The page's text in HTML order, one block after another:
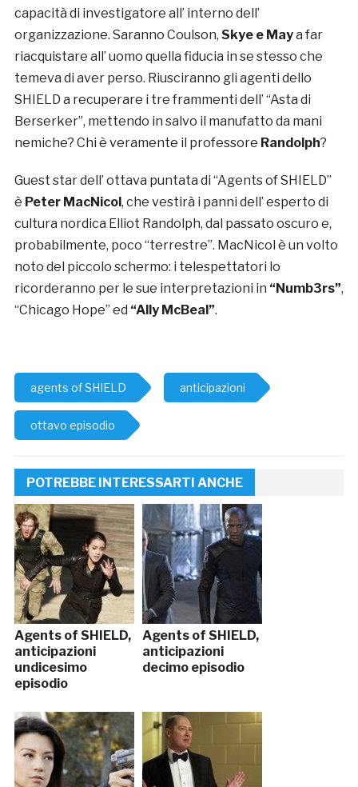
capacità di investigatore all’ interno dell’
organizzazione. Saranno Coulson, Skye e Maya far
riacquistare all’ uomo quella fiducia in se stesso che
temeva di aver perso. Riusciranno gli agenti dello
SHIELD a recuperare i tre frammenti dell’ “Asta di
Berserker”, mettendo in salvo il manufatto da mani
nemiche? Chi è veramente il professore Randolph?
Guest star dell’ ottava puntata di “Agents of SHIELD”
è Peter MacNicol, che vestirà i panni dell’ esperto di
cultura nordica Elliot Randolph, dal passato oscuro e,
probabilmente, poco “terrestre”. MacNicol è un volto
noto del piccolo schermo: i telespettatori lo
ricorderanno per le sue interpretazioni in “Numb3rs”,
“Chicago Hope” ed “Ally McBeal”.
agents of SHIELD anticipazioni
ottavo episodio
POTREBBE INTERESSARTI ANCHE
Agents of SHIELD,
anticipazioni
undicesimo
episodio
Agents of SHIELD,
anticipazioni
decimo episodio